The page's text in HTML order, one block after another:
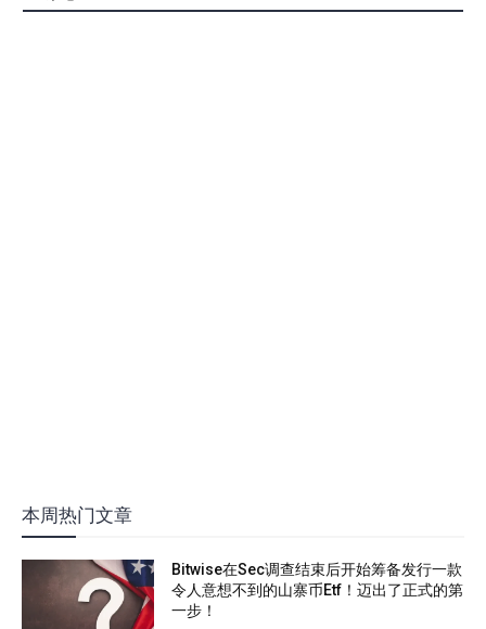
本周热门文章
Bitwise在Sec调查结束后开始筹备发行一款
令人意想不到的山寨币Etf！迈出了正式的第
一步！